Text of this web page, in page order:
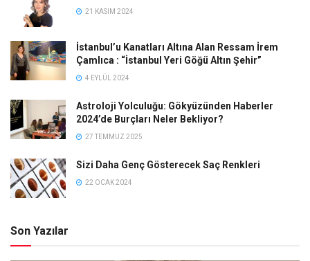
21 KASIM 2024
İstanbul’u Kanatları Altına Alan Ressam İrem
Çamlıca : “İstanbul Yeri Göğü Altın Şehir”
4 EYLÜL 2024
Astroloji Yolculuğu: Gökyüzünden Haberler
2024’de Burçları Neler Bekliyor?
27 TEMMUZ 2025
Sizi Daha Genç Gösterecek Saç Renkleri
22 OCAK 2024
Son Yazılar